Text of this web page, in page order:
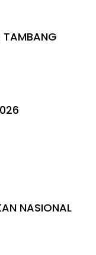
TAMBANG
NASIONAL